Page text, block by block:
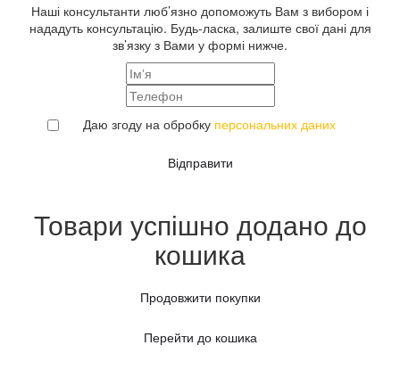
Наші консультанти люб’язно допоможуть Вам з вибором і
нададуть консультацію. Будь-ласка, залиште свої дані для
зв’язку з Вами у формі нижче.
Даю згоду на обробку персональних даних
Відправити
Товари успішно додано до
кошика
Продовжити покупки
Перейти до кошика